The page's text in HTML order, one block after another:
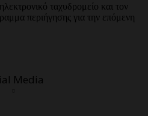
ταχυδρομείο και τον
περιήγησης για την επόμενη
Media